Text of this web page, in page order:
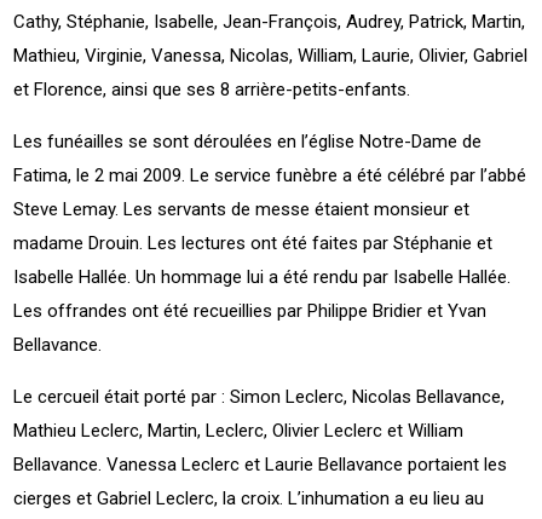
Cathy, Stéphanie, Isabelle, Jean-François, Audrey, Patrick, Martin,
Mathieu, Virginie, Vanessa, Nicolas, William, Laurie, Olivier, Gabriel
et Florence, ainsi que ses 8 arrière-petits-enfants.
Les funéailles se sont déroulées en l’église Notre-Dame de
Fatima, le 2 mai 2009. Le service funèbre a été célébré par l’abbé
Steve Lemay. Les servants de messe étaient monsieur et
madame Drouin. Les lectures ont été faites par Stéphanie et
Isabelle Hallée. Un hommage lui a été rendu par Isabelle Hallée.
Les offrandes ont été recueillies par Philippe Bridier et Yvan
Bellavance.
Le cercueil était porté par : Simon Leclerc, Nicolas Bellavance,
Mathieu Leclerc, Martin, Leclerc, Olivier Leclerc et William
Bellavance. Vanessa Leclerc et Laurie Bellavance portaient les
cierges et Gabriel Leclerc, la croix. L’inhumation a eu lieu au